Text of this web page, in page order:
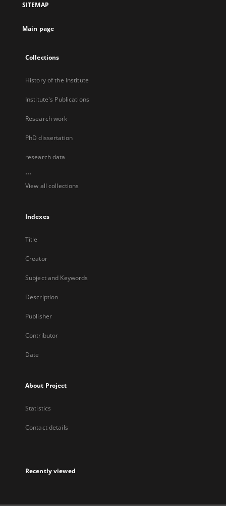
SITEMAP
Main page
Collections
History of the Institute
Institute's Publications
Research work
PhD dissertation
research data
...
View all collections
Indexes
Title
Creator
Subject and Keywords
Description
Publisher
Contributor
Date
About Project
Statistics
Contact details
Recently viewed